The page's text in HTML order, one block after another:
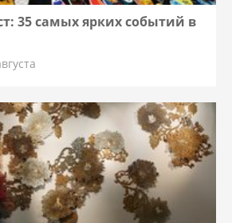
35 самых ярких событий в